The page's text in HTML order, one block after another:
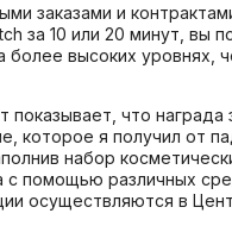
заказами и
за 10 или 20 минут,
высоких
что
которое я получил от
набор
помощью различных
осуществляются в